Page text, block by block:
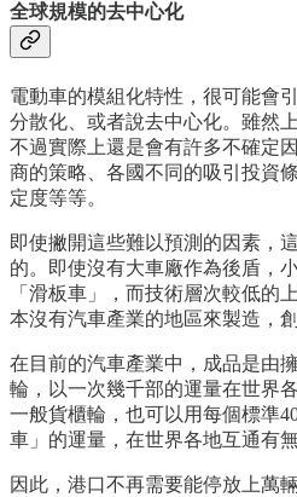
全球規模的去中心化
電動車的模組化特性，很可能會
分散化、或者說去中心化。雖然
不過實際上還是會有許多不確定
商的策略、各國不同的吸引投資
定度等等。
即使撇開這些難以預測的因素，
的。即使沒有大車廠作為後盾，
「滑板車」，而技術層次較低的
本沒有汽車產業的地區來製造，
在目前的汽車產業中，成品是由
輪，以一次幾千部的運量在世界
一般貨櫃輪，也可以用每個標準
車」的運量，在世界各地互通有無
因此，港口不再需要能停放上萬